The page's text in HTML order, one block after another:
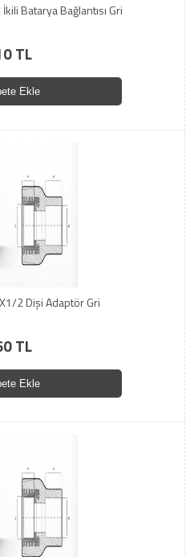
Batarya Bağlantısı Gri
TL
Ekle
2 Dişi Adaptör Gri
TL
Ekle